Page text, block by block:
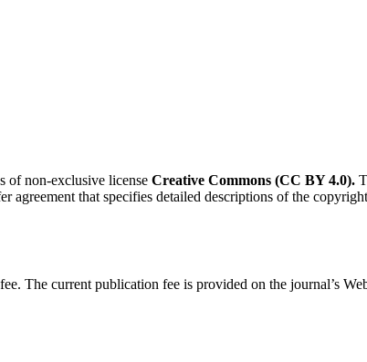
of non-exclusive license Creative Commons (CC BY 4.0).
that specifies detailed descriptions of the
The current publication fee is provided on the journal’s